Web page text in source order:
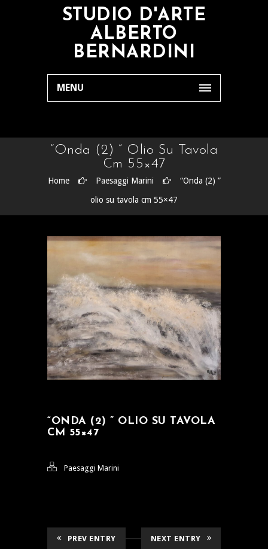
STUDIO D'ARTE
ALBERTO
BERNARDINI
MENU
“Onda (2) ” Olio Su Tavola
Cm 55×47
Home Paesaggi Marini
“Onda (2) ”
olio su tavola cm 55×47
“ONDA (2) ” OLIO SU TAVOLA
CM 55×47
Paesaggi Marini
PREV ENTRY NEXT ENTRY